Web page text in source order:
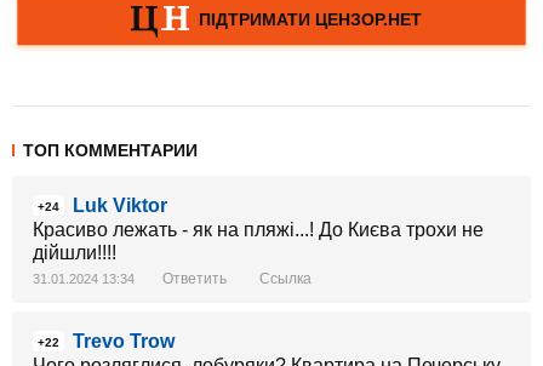
ТОП КОММЕНТАРИИ
+24
Luk Viktor
Красиво лежать - як на пляжі...! До Києва трохи не
дійшли!!!!
31.01.2024 13:34 Ответить Ссылка
+22
Trevo Trow